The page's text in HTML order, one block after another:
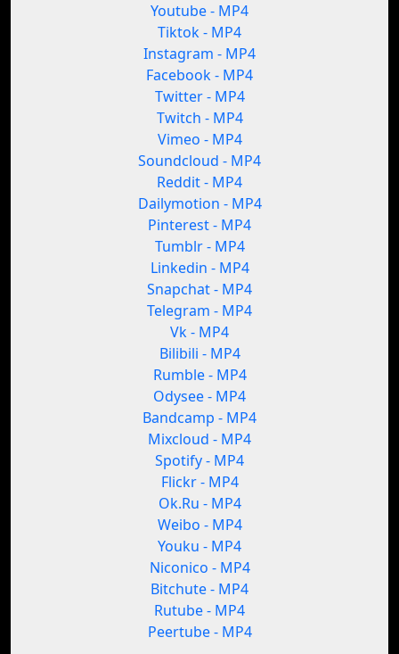
Youtube - MP4
Tiktok - MP4
Instagram - MP4
Facebook - MP4
Twitter - MP4
Twitch - MP4
Vimeo - MP4
Soundcloud - MP4
Reddit - MP4
Dailymotion - MP4
Pinterest - MP4
Tumblr - MP4
Linkedin - MP4
Snapchat - MP4
Telegram - MP4
Vk - MP4
Bilibili - MP4
Rumble - MP4
Odysee - MP4
Bandcamp - MP4
Mixcloud - MP4
Spotify - MP4
Flickr - MP4
Ok.Ru - MP4
Weibo - MP4
Youku - MP4
Niconico - MP4
Bitchute - MP4
Rutube - MP4
Peertube - MP4